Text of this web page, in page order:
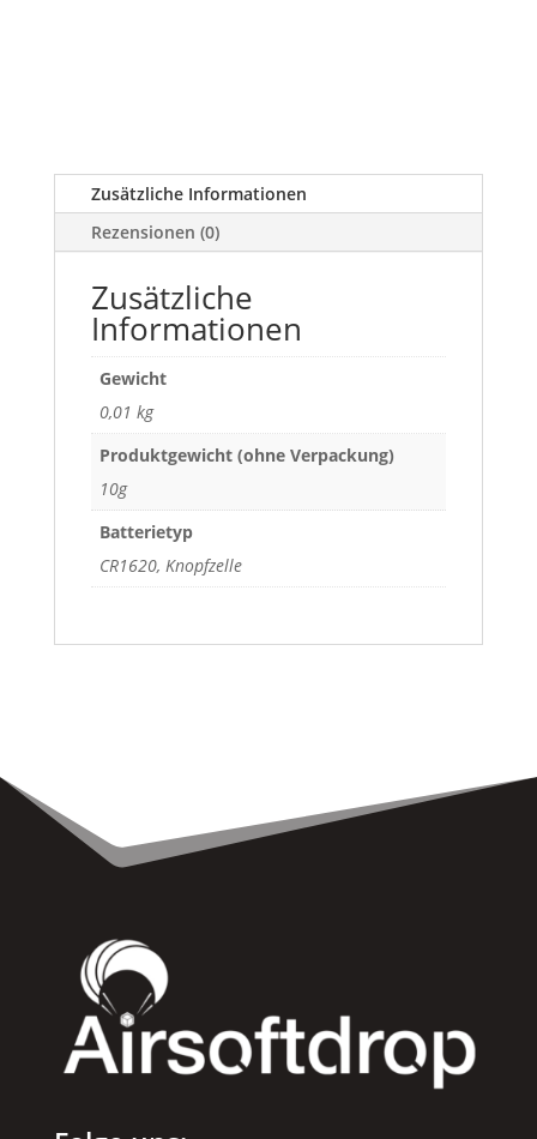
Zusätzliche Informationen
Rezensionen (0)
Zusätzliche
Informationen
Gewicht
0,01 kg
Produktgewicht (ohne Verpackung)
10g
Batterietyp
CR1620, Knopfzelle